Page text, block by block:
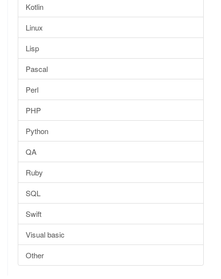
Kotlin
Linux
Lisp
Pascal
Perl
PHP
Python
QA
Ruby
SQL
Swift
Visual basic
Other